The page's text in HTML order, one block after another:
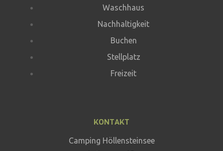
Waschhaus
Nachhaltigkeit
Buchen
Stellplatz
Freizeit
KONTAKT
Camping Höllensteinsee